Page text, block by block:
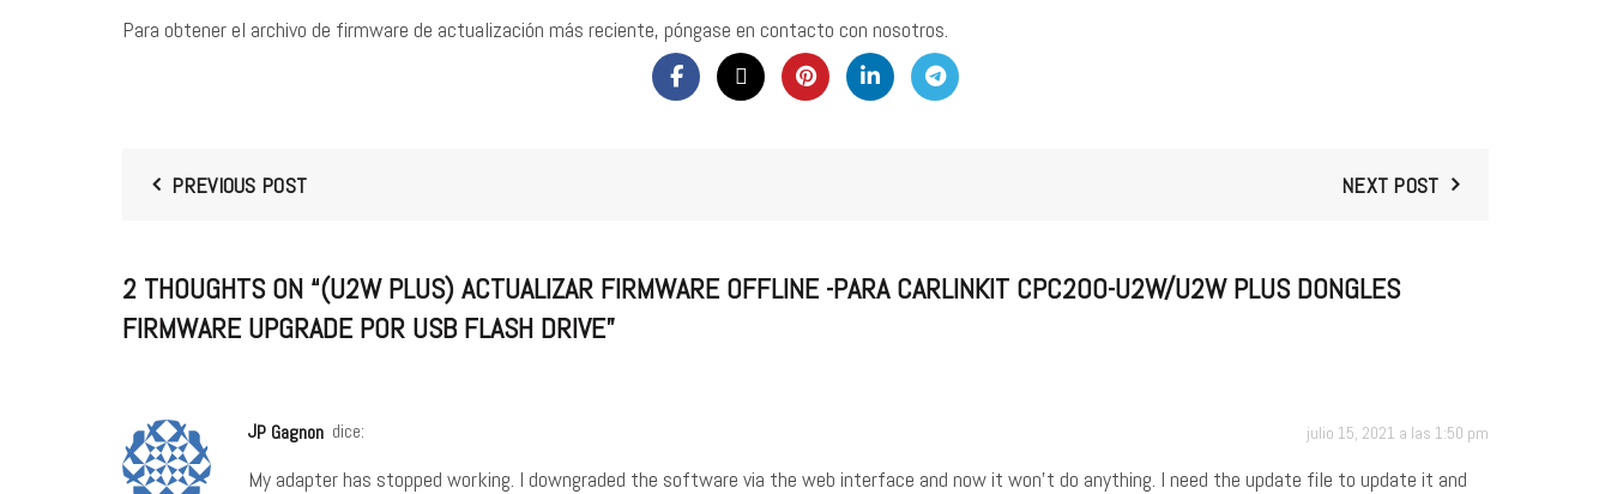
Para obtener el archivo de firmware de actualización más reciente, póngase en contacto con nosotros.
PREVIOUS POST NEXT POST
2 THOUGHTS ON “(U2W PLUS) ACTUALIZAR FIRMWARE OFFLINE -PARA CARLINKIT CPC200-U2W/U2W PLUS DONGLES
FIRMWARE UPGRADE POR USB FLASH DRIVE”
JP Gagnon dice: julio 15, 2021 a las 1:50 pm
My adapter has stopped working. I downgraded the software via the web interface and now it won’t do anything. I need the update file to update it and